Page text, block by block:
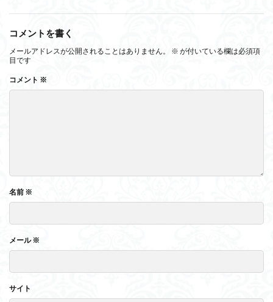
コメントを書く
メールアドレスが公開されることはありません。 ※ が付いている欄は必須項
目です
コメント ※
名前 ※
メール※
サイト